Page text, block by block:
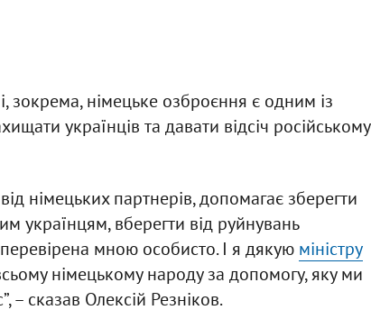
зокрема, німецьке озброєння є одним із
українців та давати відсіч російському
німецьких партнерів, допомагає зберегти
українцям, вберегти від руйнувань
перевірена мною особисто. І я дякую міністру
німецькому народу за допомогу, яку ми
сказав Олексій Резніков.